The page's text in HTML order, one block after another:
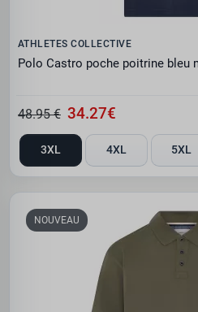
ATHLETES COLLECTIVE
Polo Castro poche poitrine bleu
48.95 € 34.27€
3XL 4XL 5XL
NOUVEAU